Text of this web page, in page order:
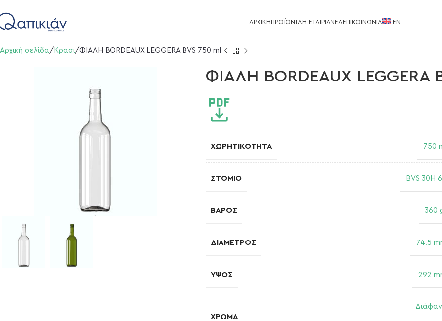
ΑΡΧΙΚΉΠΡΟΪΌΝΤΑΗ ΕΤΑΙΡΊΑΝΈΑΕΠΙΚΟΙΝΩΝΊΑ EΝ
Αρχική σελίδα Κρασί ΦΙΑΛΗ BORDEAUX LEGGERA BVS 750 ml
ΦΙΑΛΗ BORDEAUX LEGGERA
ΧΩΡΗΤΙΚΌΤΗΤΑ 750
ΣΤΌΜΙΟ BVS 30H
ΒΆΡΟΣ 360
ΔΙΆΜΕΤΡΟΣ 74.5
ΎΨΟΣ 292
ΧΡΏΜΑ